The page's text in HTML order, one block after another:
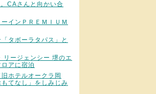
CAさんと向かい合
インＰＲＥＭＩＵＭ
タボーラタパス」と
リージェンシー 堺のエ
アに宿泊
ホテルオークラ岡
てなし」をしみじみ